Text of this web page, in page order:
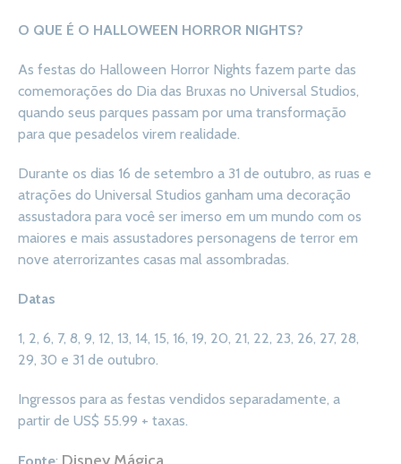
O QUE É O HALLOWEEN HORROR NIGHTS?
As festas do Halloween Horror Nights fazem parte das
comemorações do Dia das Bruxas no Universal Studios,
quando seus parques passam por uma transformação
para que pesadelos virem realidade.
Durante os dias 16 de setembro a 31 de outubro, as ruas e
atrações do Universal Studios ganham uma decoração
assustadora para você ser imerso em um mundo com os
maiores e mais assustadores personagens de terror em
nove aterrorizantes casas mal assombradas.
Datas
1, 2, 6, 7, 8, 9, 12, 13, 14, 15, 16, 19, 20, 21, 22, 23, 26, 27, 28,
29, 30 e 31 de outubro.
Ingressos para as festas vendidos separadamente, a
partir de US$ 55.99 + taxas.